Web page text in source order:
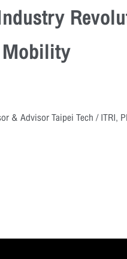
& Advisor Taipei Tech / ITRI,